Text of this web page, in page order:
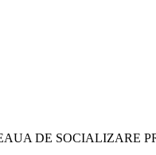
DE SOCIALIZARE